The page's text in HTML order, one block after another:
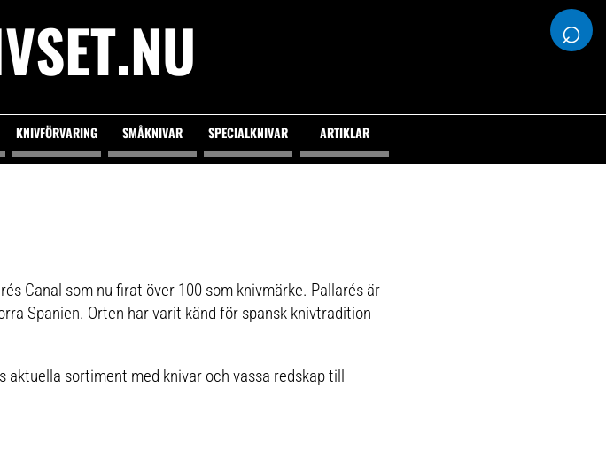
⌕
KNIVFÖRVARING SMÅKNIVAR SPECIALKNIVAR ARTIKLAR
Canal som nu firat över 100 som knivmärke. Pallarés är
Spanien. Orten har varit känd för spansk knivtradition
sortiment med knivar och vassa redskap till